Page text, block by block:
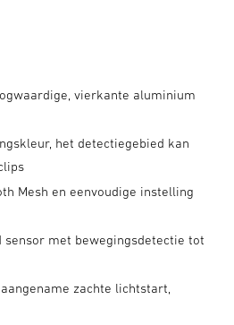
vierkante aluminium
het detectiegebied kan
Mesh en eenvoudige instelling
met bewegingsdetectie tot
zachte lichtstart,